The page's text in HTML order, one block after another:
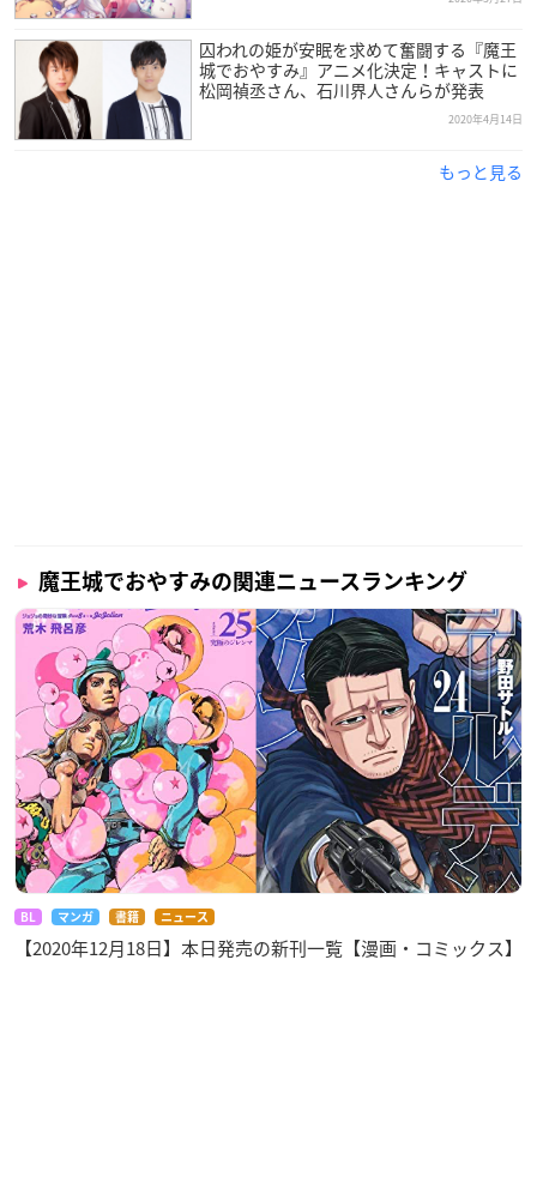
囚われの姫が安眠を求めて奮闘する『魔王
城でおやすみ』アニメ化決定！キャストに
松岡禎丞さん、石川界人さんらが発表
2020年4月14日
もっと見る
魔王城でおやすみの関連ニュースランキング
BL マンガ 書籍 ニュース
【2020年12月18日】本日発売の新刊一覧【漫画・コミックス】